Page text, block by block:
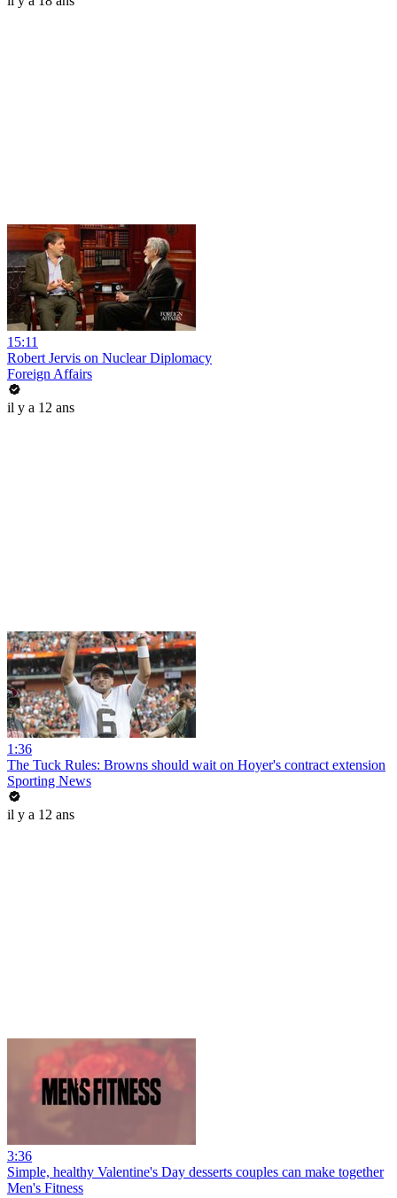
15:11
Robert Jervis on Nuclear Diplomacy
Foreign Affairs
il y a 12 ans
1:36
The Tuck Rules: Browns should wait on Hoyer's contract extension
Sporting News
il y a 12 ans
3:36
Simple, healthy Valentine's Day desserts couples can make together
Men's Fitness